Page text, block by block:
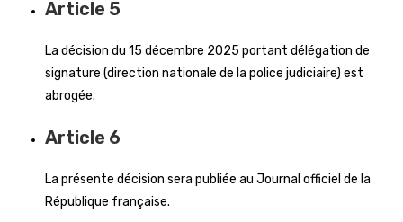
Article 5
La décision du 15 décembre 2025 portant délégation de
signature (direction nationale de la police judiciaire) est
abrogée.
Article 6
La présente décision sera publiée au Journal officiel de la
République française.